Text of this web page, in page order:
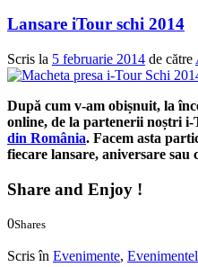
Lansare iTour schi 2014
Scris la 5 februarie 2014 de către
După cum v-am obișnuit, la
online, de la partenerii noștri i-
din România. Facem asta
fiecare lansare, aniversare sau
Share and Enjoy !
0Shares
Scris în Evenimente,